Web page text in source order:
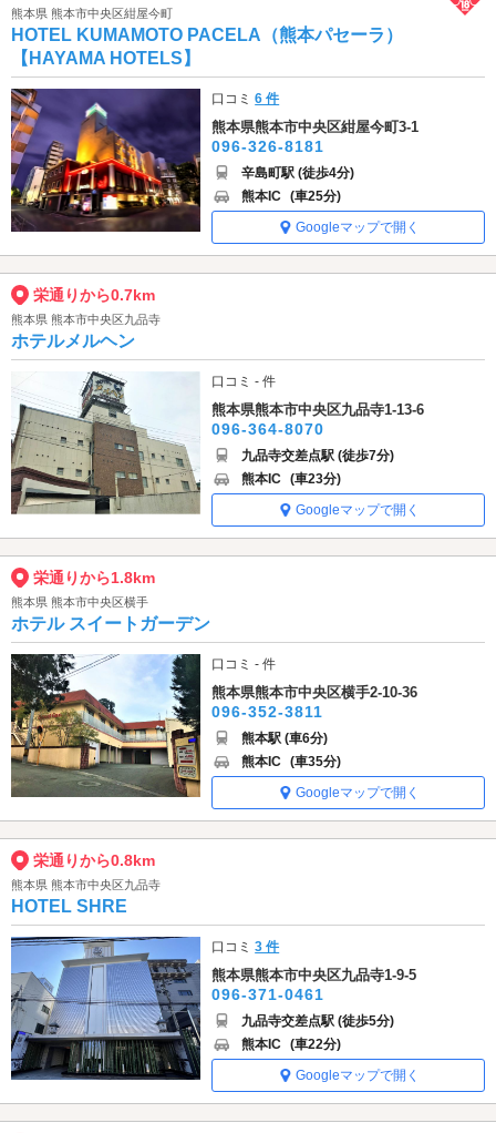
熊本県 熊本市中央区紺屋今町
HOTEL KUMAMOTO PACELA（熊本パセーラ）
【HAYAMA HOTELS】
口コミ6 件
熊本県熊本市中央区紺屋今町3-1
096-326-8181
辛島町駅 (徒歩4分)
熊本IC (車25分)
Googleマップで開く
栄通りから0.7km
熊本県 熊本市中央区九品寺
ホテルメルヘン
口コミ - 件
熊本県熊本市中央区九品寺1-13-6
096-364-8070
九品寺交差点駅 (徒歩7分)
熊本IC (車23分)
Googleマップで開く
栄通りから1.8km
熊本県 熊本市中央区横手
ホテル スイートガーデン
口コミ - 件
熊本県熊本市中央区横手2-10-36
096-352-3811
熊本駅 (車6分)
熊本IC (車35分)
Googleマップで開く
栄通りから0.8km
熊本県 熊本市中央区九品寺
HOTEL SHRE
口コミ3 件
熊本県熊本市中央区九品寺1-9-5
096-371-0461
九品寺交差点駅 (徒歩5分)
熊本IC (車22分)
Googleマップで開く